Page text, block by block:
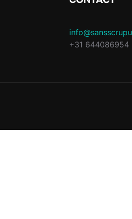
+31 644086954